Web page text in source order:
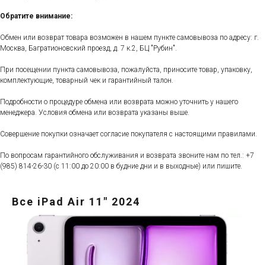
Обратите внимание:
Обмен или возврат товара возможен в нашем пункте самовывоза по адресу: г.
Москва, Багратионовский проезд, д. 7 к.2, БЦ "Рубин".
При посещении пункта самовывоза, пожалуйста, приносите товар, упаковку,
комплектующие, товарный чек и гарантийный талон.
Подробности о процедуре обмена или возврата можно уточнить у нашего
менеджера. Условия обмена или возврата указаны выше.
Совершение покупки означает согласие покупателя с настоящими правилами.
По вопросам гарантийного обслуживания и возврата звоните нам по тел.: +7
(985) 814-26-30 (с 11:00 до 20:00 в будние дни и в выходные) или пишите.
Все iPad Air 11" 2024